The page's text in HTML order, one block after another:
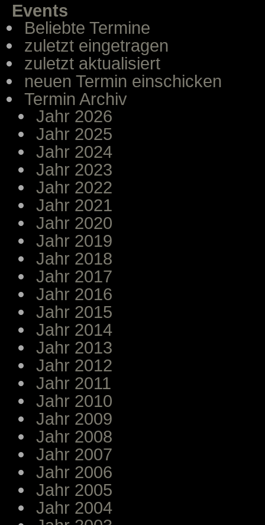
Events
Beliebte Termine
zuletzt eingetragen
zuletzt aktualisiert
neuen Termin einschicken
Termin Archiv
Jahr 2026
Jahr 2025
Jahr 2024
Jahr 2023
Jahr 2022
Jahr 2021
Jahr 2020
Jahr 2019
Jahr 2018
Jahr 2017
Jahr 2016
Jahr 2015
Jahr 2014
Jahr 2013
Jahr 2012
Jahr 2011
Jahr 2010
Jahr 2009
Jahr 2008
Jahr 2007
Jahr 2006
Jahr 2005
Jahr 2004